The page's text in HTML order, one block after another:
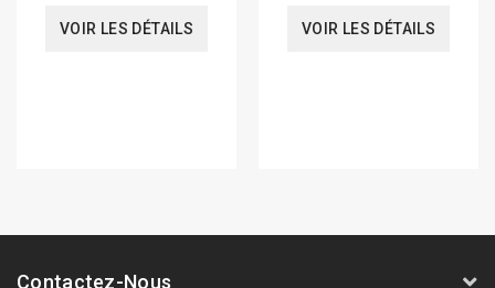
VOIR LES DÉTAILS VOIR LES DÉTAILS
Contactez-Nous